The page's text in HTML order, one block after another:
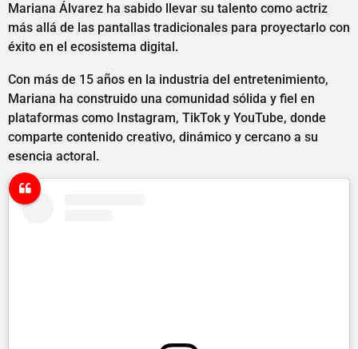
Mariana Álvarez ha sabido llevar su talento como actriz
más allá de las pantallas tradicionales para proyectarlo con
éxito en el ecosistema digital.
Con más de 15 años en la industria del entretenimiento,
Mariana ha construido una comunidad sólida y fiel en
plataformas como Instagram, TikTok y YouTube, donde
comparte contenido creativo, dinámico y cercano a su
esencia actoral.